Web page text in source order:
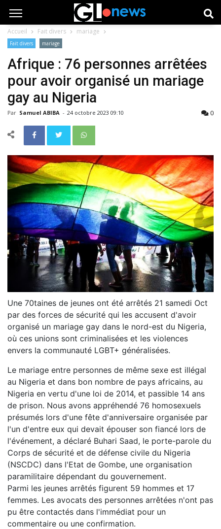
Accueil Fait divers mariage
Fait divers mariage
Afrique : 76 personnes arrêtées
pour avoir organisé un mariage
gay au Nigeria
Par Samuel ABIBA - 24 octobre 2023 09:10 0
Une 70taines de jeunes ont été arrêtés 21 samedi Oct
par des forces de sécurité qui les accusent d'avoir
organisé un mariage gay dans le nord-est du Nigeria,
où ces unions sont criminalisées et les violences
envers la communauté LGBT+ généralisées.
Le mariage entre personnes de même sexe est illégal
au Nigeria et dans bon nombre de pays africains, au
Nigeria en vertu d'une loi de 2014, et passible 14 ans
de prison. Nous avons appréhendé 76 homosexuels
présumés lors d'une fête d'anniversaire organisée par
l'un d'entre eux qui devait épouser son fiancé lors de
l'événement, a déclaré Buhari Saad, le porte-parole du
Corps de sécurité et de défense civile du Nigeria
(NSCDC) dans l'Etat de Gombe, une organisation
paramilitaire dépendant du gouvernement.
Parmi les jeunes arrêtés figurent 59 hommes et 17
femmes. Les avocats des personnes arrêtées n'ont pas
pu être contactés dans l'immédiat pour un
commentaire ou une confirmation.